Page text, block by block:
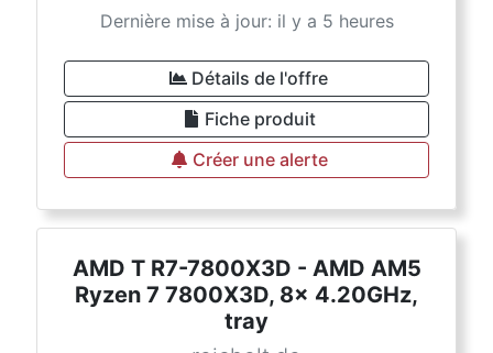
Dernière mise à jour: il y a 5 heures
Détails de l'offre
Fiche produit
Créer une alerte
AMD T R7-7800X3D - AMD AM5
Ryzen 7 7800X3D, 8x 4.20GHz,
tray